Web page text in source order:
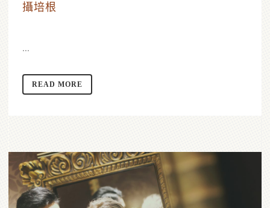
攝培根
...
READ MORE